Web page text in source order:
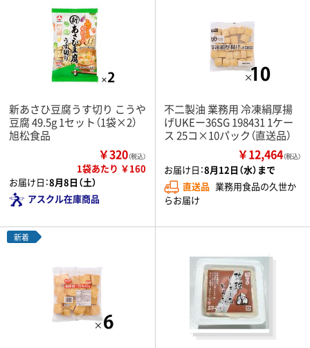
新あさひ豆腐うす切り こうや
豆腐 49.5g 1セット（1袋×2）
旭松食品
￥320（税込）
1袋あたり ￥160
お届け日：8月8日（土）
アスクル在庫商品
不二製油 業務用 冷凍絹厚揚
げUKEー36SG 198431 1ケー
ス 25コ×10パック（直送品）
￥12,464（税込）
お届け日：8月12日（水）まで
直送品 業務用食品の久世か
らお届け
新着